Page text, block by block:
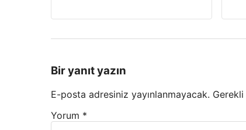
Bir yanıt yazın
E-posta adresiniz yayınlanmayacak.
Yorum *